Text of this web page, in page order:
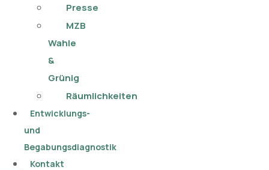
Presse
MZB
Wahle
&
Grünig
Räumlichkeiten
Entwicklungs-
und
Begabungsdiagnostik
Kontakt